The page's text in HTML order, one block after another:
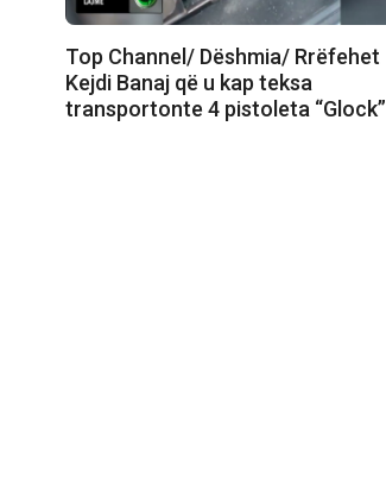
Top Channel/ Dëshmia/ Rrëfehet
Kejdi Banaj që u kap teksa
transportonte 4 pistoleta “Glock”